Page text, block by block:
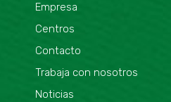
Empresa
Centros
Contacto
Trabaja con nosotros
Noticias